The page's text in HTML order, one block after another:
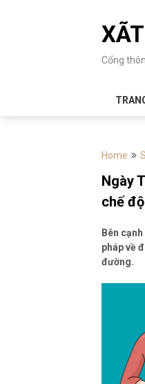
Cổng
Home
Ngày
chế
Bên
pháp về
đường.